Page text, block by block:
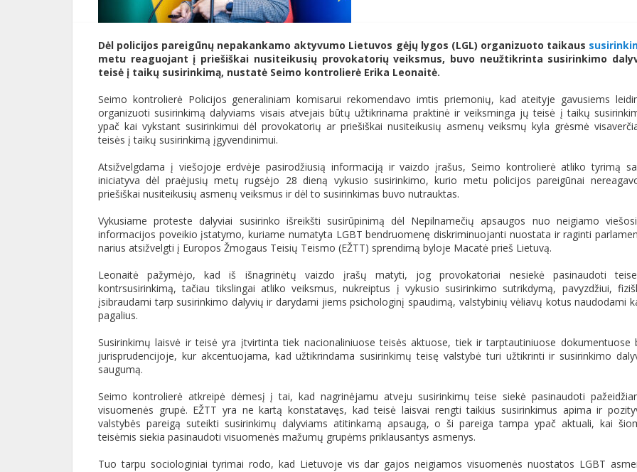
Dėl policijos pareigūnų nepakankamo aktyvumo Lietuvos gėjų lygos (LGL) organizuoto taikaus
metu reaguojant į priešiškai nusiteikusių provokatorių veiksmus, buvo neužtikrinta susirinkimo
teisė į taikų susirinkimą, nustatė Seimo kontrolierė Erika Leonaitė.
Seimo kontrolierė Policijos generaliniam komisarui rekomendavo imtis priemonių, kad ateityje gavusiems
organizuoti susirinkimą dalyviams visais atvejais būtų užtikrinama praktinė ir veiksminga jų teisė į taikų
ypač kai vykstant susirinkimui dėl provokatorių ar priešiškai nusiteikusių asmenų veiksmų kyla grėsmė
teisės į taikų susirinkimą įgyvendinimui.
Atsižvelgdama į viešojoje erdvėje pasirodžiusią informaciją ir vaizdo įrašus, Seimo kontrolierė atliko tyrimą
iniciatyva dėl praėjusių metų rugsėjo 28 dieną vykusio susirinkimo, kurio metu policijos pareigūnai
priešiškai nusiteikusių asmenų veiksmus ir dėl to susirinkimas buvo nutrauktas.
Vykusiame proteste dalyviai susirinko išreikšti susirūpinimą dėl Nepilnamečių apsaugos nuo neigiamo
informacijos poveikio įstatymo, kuriame numatyta LGBT bendruomenę diskriminuojanti nuostata ir raginti
narius atsižvelgti į Europos Žmogaus Teisių Teismo (EŽTT) sprendimą byloje Macatė prieš Lietuvą.
Leonaitė pažymėjo, kad iš išnagrinėtų vaizdo įrašų matyti, jog provokatoriai nesiekė pasinaudoti
kontrsusirinkimą, tačiau tikslingai atliko veiksmus, nukreiptus į vykusio susirinkimo sutrikdymą, pavyzdžiui,
įsibraudami tarp susirinkimo dalyvių ir darydami jiems psichologinį spaudimą, valstybinių vėliavų kotus naudodami
pagalius.
Susirinkimų laisvė ir teisė yra įtvirtinta tiek nacionaliniuose teisės aktuose, tiek ir tarptautiniuose dokumentuose
jurisprudencijoje, kur akcentuojama, kad užtikrindama susirinkimų teisę valstybė turi užtikrinti ir susirinkimo
saugumą.
Seimo kontrolierė atkreipė dėmesį į tai, kad nagrinėjamu atveju susirinkimų teise siekė pasinaudoti
visuomenės grupė. EŽTT yra ne kartą konstatavęs, kad teisė laisvai rengti taikius susirinkimus apima ir
valstybės pareigą suteikti susirinkimų dalyviams atitinkamą apsaugą, o ši pareiga tampa ypač aktuali, kai
teisėmis siekia pasinaudoti visuomenės mažumų grupėms priklausantys asmenys.
Tuo tarpu sociologiniai tyrimai rodo, kad Lietuvoje vis dar gajos neigiamos visuomenės nuostatos LGBT